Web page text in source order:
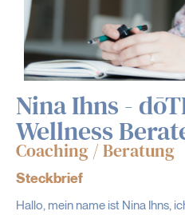
Nina Ihns -
Wellness
Coaching / Beratung
Steckbrief
Hallo, mein name ist Nina Ihns,